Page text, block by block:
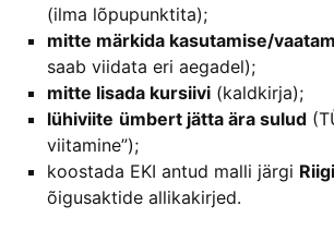
(ilma lõpupunktita);
mitte märkida kasutamise/
saab viidata eri aegadel);
mitte lisada kursiivi (kaldkirja);
lühiviite ümbert jätta ära sulud
viitamine”);
koostada EKI antud malli järgi
õigusaktide allikakirjed.